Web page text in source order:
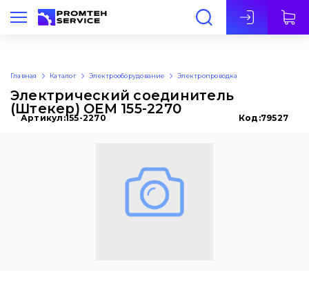
Рус
Главная Каталог Электрооборудование Электропроводка
Электрический соединитель
(Штекер) OEM 155-2270
Артикул:155-2270 Код:79527